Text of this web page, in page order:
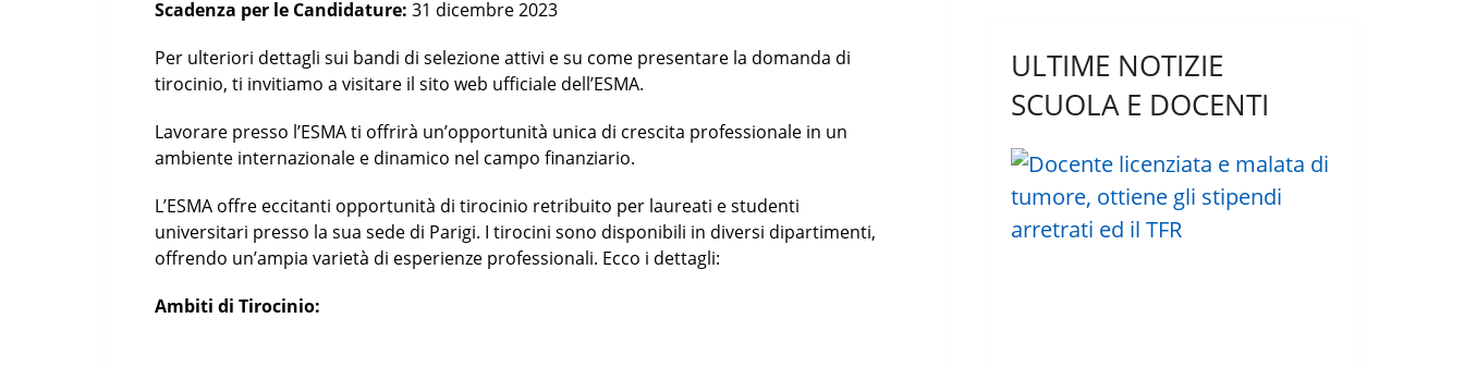
Scadenza per le Candidature: 31 dicembre 2023
Per ulteriori dettagli sui bandi di selezione attivi e su come presentare la domanda di
tirocinio, ti invitiamo a visitare il sito web ufficiale dell’ESMA.
Lavorare presso l’ESMA ti offrirà un’opportunità unica di crescita professionale in un
ambiente internazionale e dinamico nel campo finanziario.
L’ESMA offre eccitanti opportunità di tirocinio retribuito per laureati e studenti
universitari presso la sua sede di Parigi. I tirocini sono disponibili in diversi dipartimenti,
offrendo un’ampia varietà di esperienze professionali. Ecco i dettagli:
Ambiti di Tirocinio:
ULTIME NOTIZIE
SCUOLA E DOCENTI